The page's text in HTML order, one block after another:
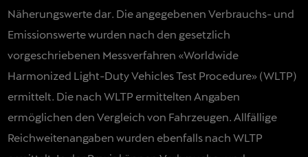
Näherungswerte dar. Die angegebenen Verbrauchs- und
Emissionswerte wurden nach den gesetzlich
vorgeschriebenen Messverfahren «Worldwide
Harmonized Light-Duty Vehicles Test Procedure» (WLTP)
ermittelt. Die nach WLTP ermittelten Angaben
ermöglichen den Vergleich von Fahrzeugen. Allfällige
Reichweitenangaben wurden ebenfalls nach WLTP